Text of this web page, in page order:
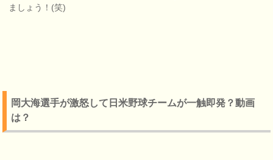
ましょう！(笑)
岡大海選手が激怒して日米野球チームが一触即発？動画
は？